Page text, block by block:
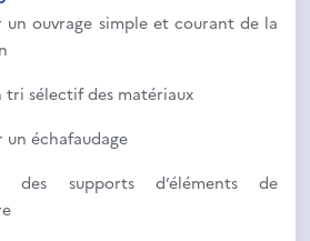
un ouvrage simple et courant de la
tri sélectif des matériaux
un échafaudage
des supports d’éléments de